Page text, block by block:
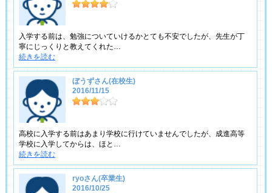
入学する前は、勉強についていけるかとても不安でしたが、先生が丁
寧にじっくりと教えてくれた…
続きを読む
ぼうずさん(在校生)
2016/11/15
高校に入学する前はあまり学校に行けていませんでしたが、成進高等
学校に入学してからは、ほと…
続きを読む
ryoさん(卒業生)
2016/10/25